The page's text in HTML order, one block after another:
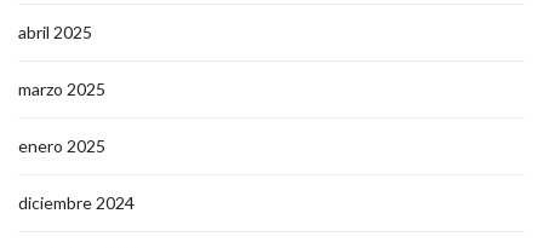
abril 2025
marzo 2025
enero 2025
diciembre 2024